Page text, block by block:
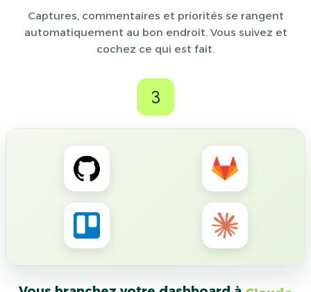
Captures, commentaires et priorités se rangent
automatiquement au bon endroit. Vous suivez et
cochez ce qui est fait.
3